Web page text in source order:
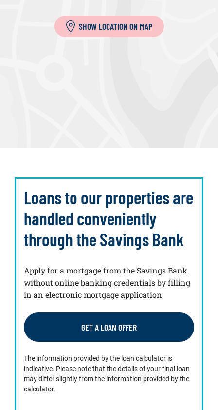
SHOW LOCATION ON MAP
Loans to our properties are
handled conveniently
through the Savings Bank
Apply for a mortgage from the Savings Bank
without online banking credentials by filling
in an electronic mortgage application.
GET A LOAN OFFER
The information provided by the loan calculator is
indicative. Please note that the details of your final loan
may differ slightly from the information provided by the
calculator.